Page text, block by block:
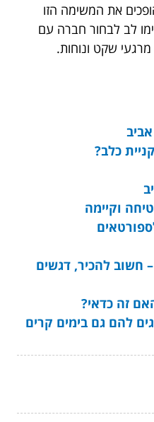
את המשימה הזו
לב לבחור חברה עם
מרגעי שקט ונוחות.
כלב?
וקיימה
חשוב להכיר, דגשים
זה כדאי?
להם גם בימים קרים